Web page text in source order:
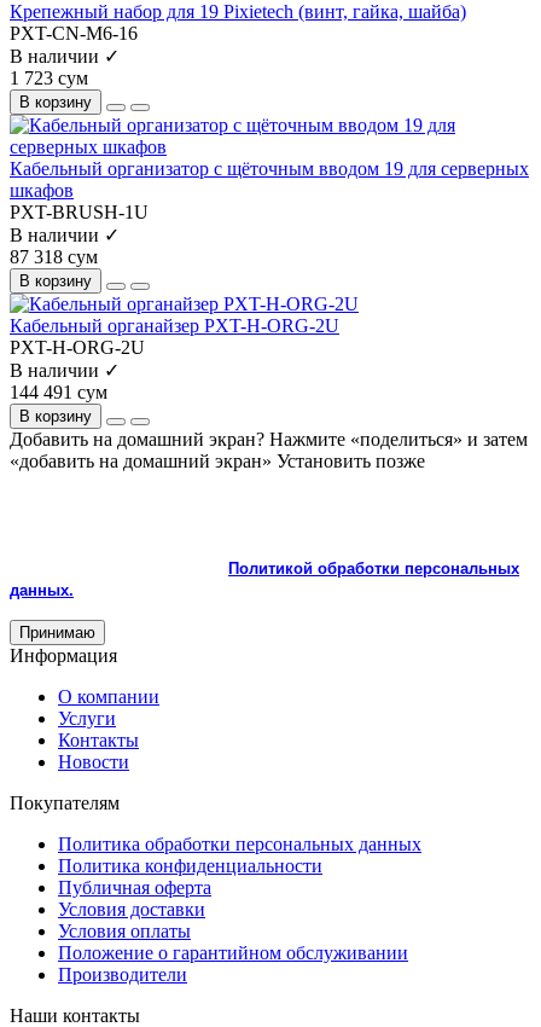
Крепежный набор для 19 Pixietech (винт, гайка, шайба)
PXT-CN-M6-16
В наличии ✓
1 723 сум
В корзину
Кабельный организатор с щёточным вводом 19 для серверных
шкафов
PXT-BRUSH-1U
В наличии ✓
87 318 сум
В корзину
Кабельный органайзер PXT-H-ORG-2U
PXT-H-ORG-2U
В наличии ✓
144 491 сум
В корзину
Добавить на домашний экран? Нажмите «поделиться» и затем
«добавить на домашний экран» Установить позже
Политикой обработки персональных
данных.
Принимаю
Информация
О компании
Услуги
Контакты
Новости
Покупателям
Политика обработки персональных данных
Политика конфиденциальности
Публичная оферта
Условия доставки
Условия оплаты
Положение о гарантийном обслуживании
Производители
Наши контакты